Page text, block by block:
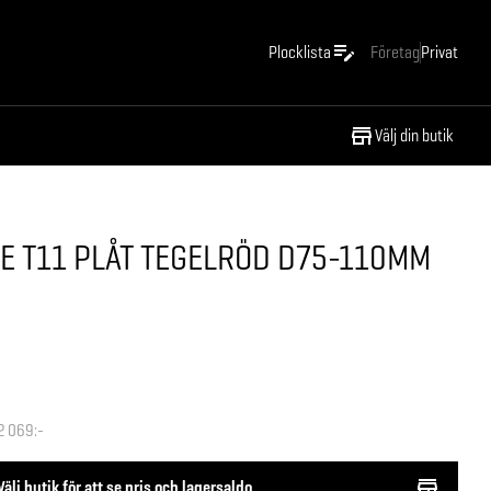
Plocklista FöretagPrivat
Välj din butik
T11 PLÅT TEGELRÖD D75-110MM
069:-